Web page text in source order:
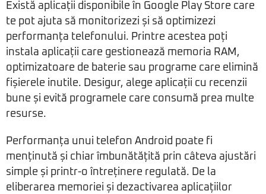
Există aplicații disponibile în Google Play Store care
te pot ajuta să monitorizezi și să optimizezi
performanța telefonului. Printre acestea poți
instala aplicații care gestionează memoria RAM,
optimizatoare de baterie sau programe care elimină
fișierele inutile. Desigur, alege aplicații cu recenzii
bune și evită programele care consumă prea multe
resurse.
Performanța unui telefon Android poate fi
menținută și chiar îmbunătățită prin câteva ajustări
simple și printr-o întreținere regulată. De la
eliberarea memoriei și dezactivarea aplicațiilor